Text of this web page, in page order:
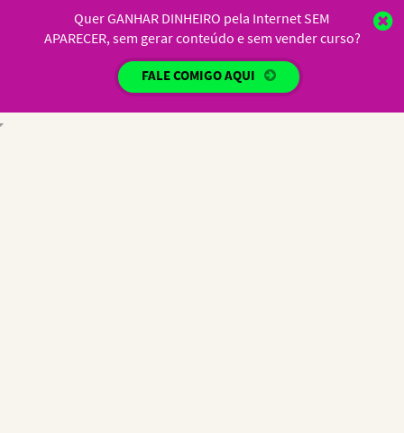
Quer GANHAR DINHEIRO pela Internet SEM
APARECER, sem gerar conteúdo e sem vender curso?
FALE COMIGO AQUI